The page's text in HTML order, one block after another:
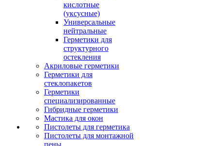
кислотные
(уксусные)
Универсальные
нейтральные
Герметики для
структурного
остекления
Акриловые герметики
Герметики для
стеклопакетов
Герметики
специализированные
Гибридные герметики
Мастика для окон
Пистолеты для герметика
Пистолеты для монтажной
пены